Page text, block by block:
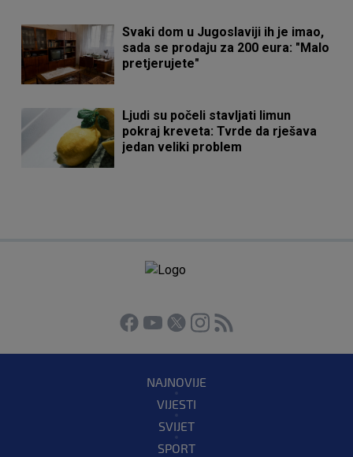
Svaki dom u Jugoslaviji ih je imao,
sada se prodaju za 200 eura: "Malo
pretjerujete"
Ljudi su počeli stavljati limun
pokraj kreveta: Tvrde da rješava
jedan veliki problem
NAJNOVIJE
VIJESTI
SVIJET
SPORT